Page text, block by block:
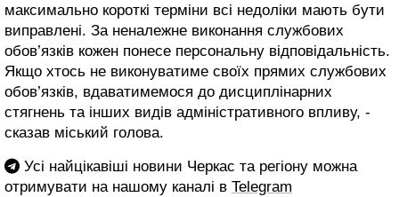
максимально короткі терміни всі недоліки мають бути
виправлені. За неналежне виконання службових
обов’язків кожен понесе персональну відповідальність.
Якщо хтось не виконуватиме своїх прямих службових
обов’язків, вдаватимемося до дисциплінарних
стягнень та інших видів адміністративного впливу, -
сказав міський голова.
Усі найцікавіші новини Черкас та регіону можна
отримувати на нашому каналі в Telegram